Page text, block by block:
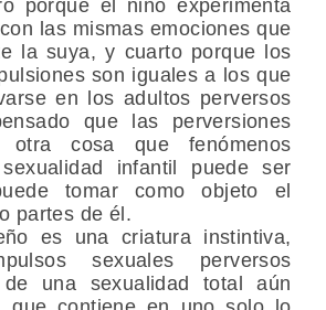
porque el niño experimenta
las mismas emociones que
la suya, y cuarto porque los
son iguales a los que
en los adultos perversos
que las perversiones
otra cosa que fenómenos
infantil puede ser
tomar como objeto el
partes de él.
es una criatura instintiva,
sexuales perversos
una sexualidad total aún